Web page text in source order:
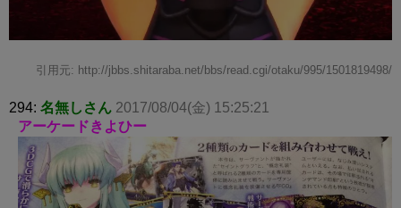
引用元: http://jbbs.shitaraba.net/bbs/read.cgi/otaku/995/1501819498/
294: 名無しさん 2017/08/04(金) 15:25:21
アーケードきよひー